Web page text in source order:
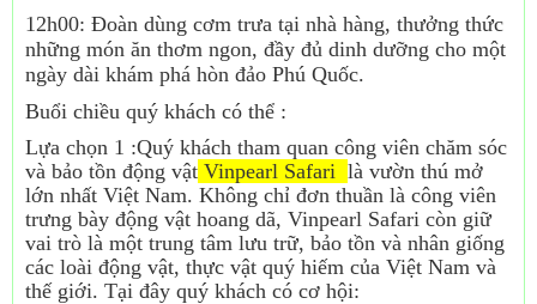
12h00: Đoàn dùng cơm trưa tại nhà hàng, thưởng thức
những món ăn thơm ngon, đầy đủ dinh dưỡng cho một
ngày dài khám phá hòn đảo Phú Quốc.
Buổi chiều quý khách có thể :
Lựa chọn 1 :Quý khách tham quan công viên chăm sóc
và bảo tồn động vật Vinpearl Safari là vườn thú mở
lớn nhất Việt Nam. Không chỉ đơn thuần là công viên
trưng bày động vật hoang dã, Vinpearl Safari còn giữ
vai trò là một trung tâm lưu trữ, bảo tồn và nhân giống
các loài động vật, thực vật quý hiếm của Việt Nam và
thế giới. Tại đây quý khách có cơ hội: